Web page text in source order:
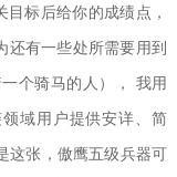
标后给你的成绩点，
还有一些处所需要用到
个骑马的人）， 我用
域用户提供安详、简
这张，傲鹰五级兵器可